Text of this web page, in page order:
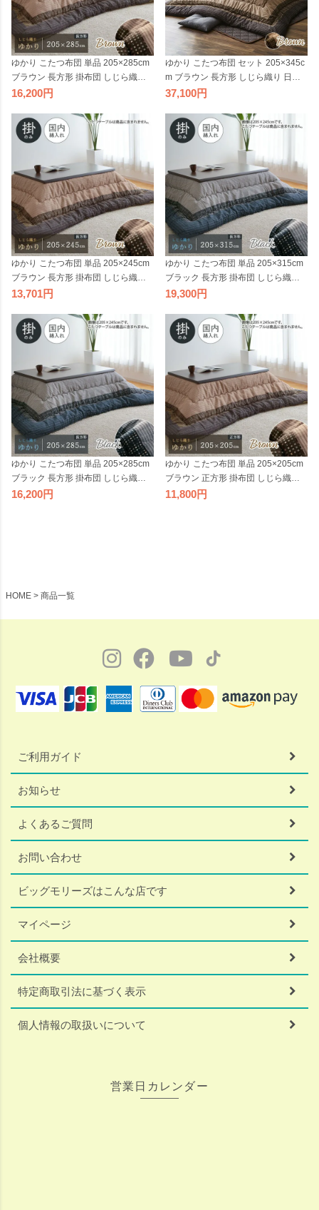
ゆかり こたつ布団 単品 205×285cm
ブラウン 長方形 掛布団 しじら織り
日本製 和風 和モダン シック 角 大判
16,200
ゆかり こたつ布団 セット 205×345c
m ブラウン 長方形 しじら織り 日本
製 和風 掛布団 敷布団 大判 和モダン
37,100
ゆかり こたつ布団 単品 205×245cm
ブラウン 長方形 掛布団 しじら織り
日本製 和風 和モダン シック 角
13,701
ゆかり こたつ布団 単品 205×315cm
ブラック 長方形 掛布団 しじら織り
日本製 和風 和モダン シック 角 大判
19,300
ゆかり こたつ布団 単品 205×285cm
ブラック 長方形 掛布団 しじら織り
日本製 和風 和モダン シック 角 大判
16,200
ゆかり こたつ布団 単品 205×205cm
ブラウン 正方形 掛布団 しじら織り
日本製 和風 和モダン シック 角
11,800
HOME 商品一覧
ご利用ガイド
お知らせ
よくあるご質問
お問い合わせ
ビッグモリーズはこんな店です
マイページ
会社概要
特定商取引法に基づく表示
個人情報の取扱いについて
営業日カレンダー